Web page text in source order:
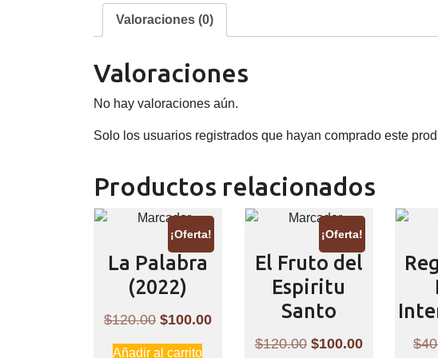
Valoraciones (0)
Valoraciones
No hay valoraciones aún.
Solo los usuarios registrados que hayan comprado este
Productos relacionados
¡Oferta!
La Palabra
(2022)
$120.00 El
precio
$100.00El
Añadir al carrito
¡Oferta!
El Fruto del
Espiritu
Santo
$120.00 El
$100.00El
$